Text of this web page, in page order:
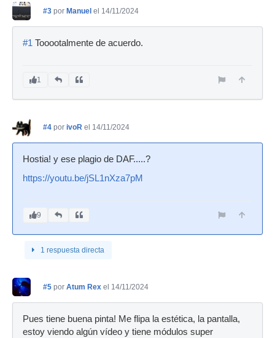
#3 por Manuel el 14/11/2024
#1 Tooootalmente de acuerdo.
1
#4 por ivoR el 14/11/2024
Hostia! y ese plagio de DAF.....?
https://youtu.be/jSL1nXza7pM
9
1 respuesta directa
#5 por Atum Rex el 14/11/2024
Pues tiene buena pinta! Me flipa la estética, la pantalla,
estoy viendo algún vídeo y tiene módulos super